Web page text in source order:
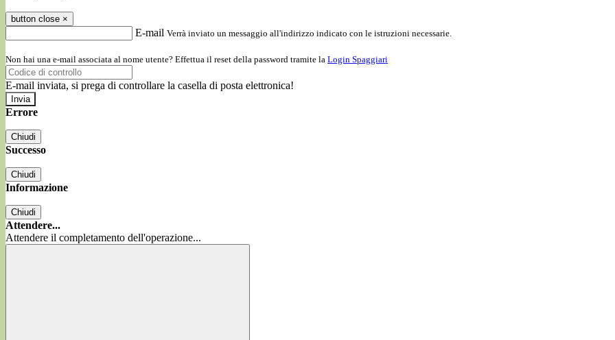
button close ×
E-mail Verrà inviato un messaggio all'indirizzo indicato con le istruzioni necessarie.
Non hai una e-mail associata al nome utente? Effettua il reset della password tramite la Login Spaggiari
E-mail inviata, si prega di controllare la casella di posta elettronica!
Errore
Chiudi
Successo
Chiudi
Informazione
Chiudi
Attendere...
Attendere il completamento dell'operazione...